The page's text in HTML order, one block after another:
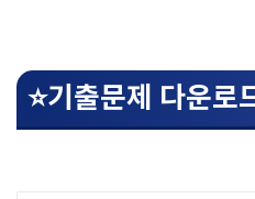
⭐기출문제 다운로